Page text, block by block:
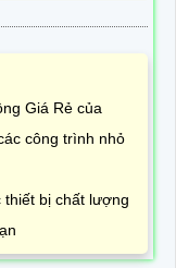
Giá Rẻ của
công trình nhỏ
thiết bị chất lượng